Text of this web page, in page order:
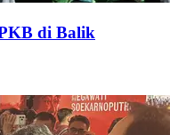
di Balik